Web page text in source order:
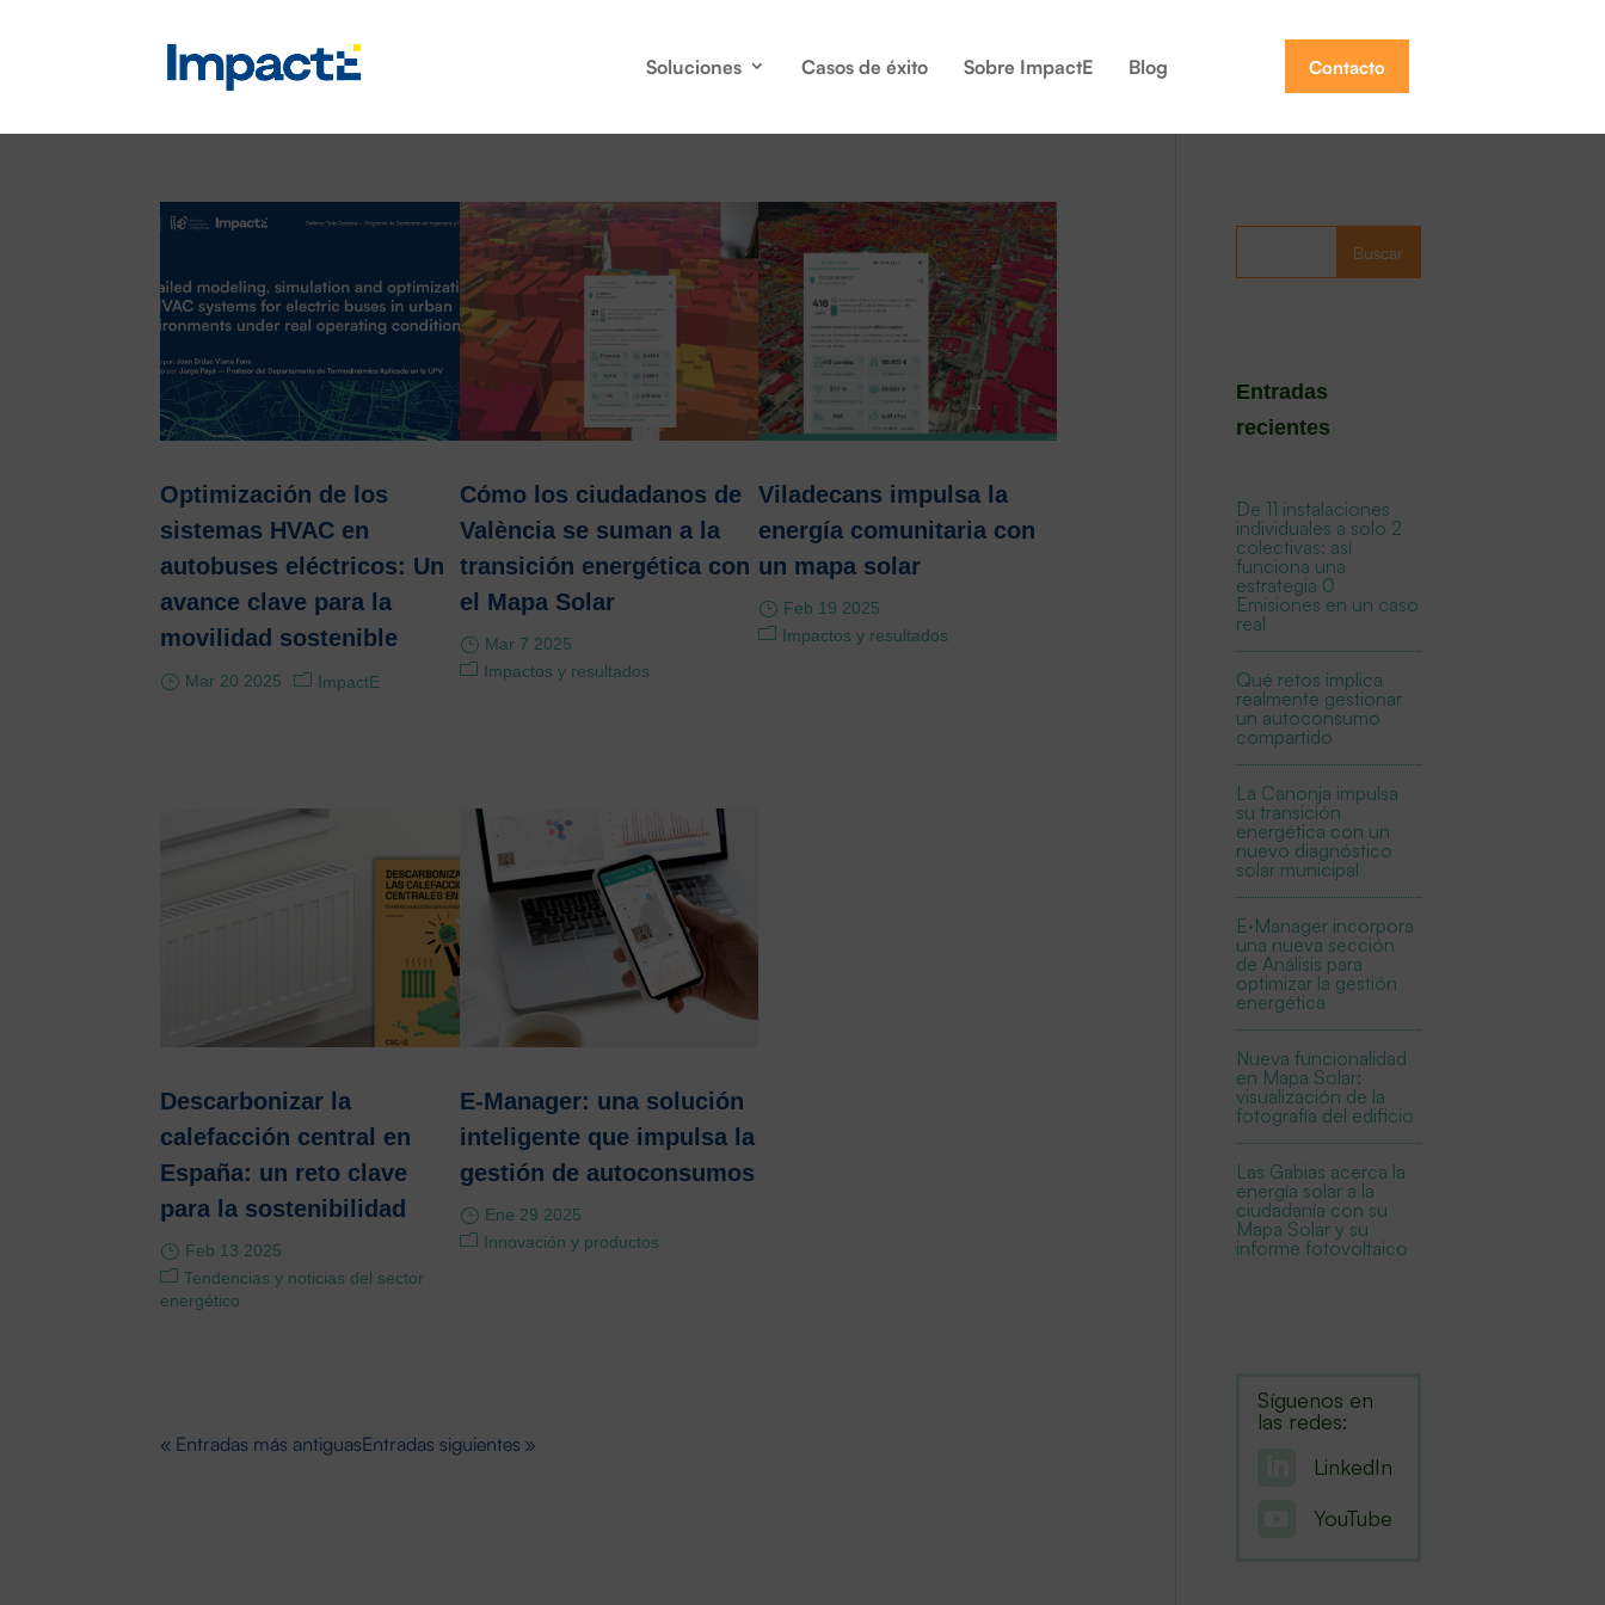
Soluciones Casos de éxito Sobre ImpactE Blog Contacto
Optimización de los
sistemas HVAC en
autobuses eléctricos: Un
avance clave para la
movilidad sostenible
Mar 20 2025 ImpactE
Cómo los ciudadanos de
València se suman a la
transición energética con
el Mapa Solar
Mar 7 2025
Impactos y resultados
Viladecans impulsa la
energía comunitaria con
un mapa solar
Feb 19 2025
Impactos y resultados
Descarbonizar la
calefacción central en
España: un reto clave
para la sostenibilidad
Feb 13 2025
Tendencias y noticias del sector
energético
E-Manager: una solución
inteligente que impulsa la
gestión de autoconsumos
Ene 29 2025
Innovación y productos
« Entradas más antiguasEntradas siguientes »
Buscar
Entradas
recientes
De 11 instalaciones
individuales a solo 2
colectivas: así
funciona una
estrategia 0
Emisiones en un caso
real
Qué retos implica
realmente gestionar
un autoconsumo
compartido
La Canonja impulsa
su transición
energética con un
nuevo diagnóstico
solar municipal
E·Manager incorpora
una nueva sección
de Análisis para
optimizar la gestión
energética
Nueva funcionalidad
en Mapa Solar:
visualización de la
fotografía del edificio
Las Gabias acerca la
energía solar a la
ciudadanía con su
Mapa Solar y su
informe fotovoltaico
Síguenos en
las redes:
LinkedIn
YouTube